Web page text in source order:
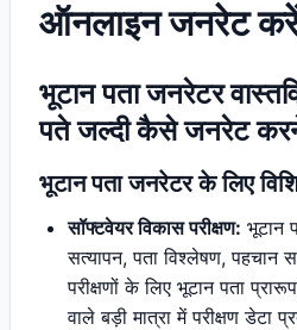
ऑनलाइन जनरेट
भूटान पता जनरेटर
पते जल्दी कैसे जनरेट
भूटान पता जनरेटर के लिए
सॉफ्टवेयर विकास परीक्षण: भूटान
सत्यापन, पता विश्लेषण, पहचान
परीक्षणों के लिए भूटान पता
वाले बड़ी मात्रा में परीक्षण डेटा